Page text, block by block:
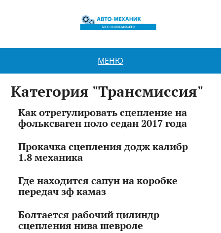
МЕНЮ
Категория "Трансмиссия"
Как отрегулировать сцепление на
фольксваген поло седан 2017 года
Прокачка сцепления додж калибр
1.8 механика
Где находится сапун на коробке
передач зф камаз
Болтается рабочий цилиндр
сцепления нива шевроле